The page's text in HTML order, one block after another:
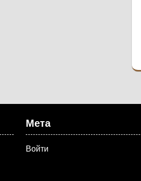
Мета
Войти